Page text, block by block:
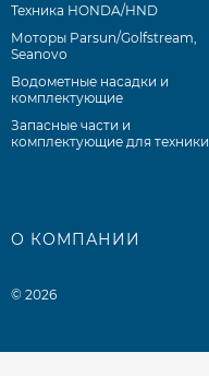
Техника HONDA/HND
Моторы Parsun/Golfstream,
Seanovo
Водометные насадки и
комплектующие
Запасные части и
комплектующие для техники
О КОМПАНИИ
© 2026